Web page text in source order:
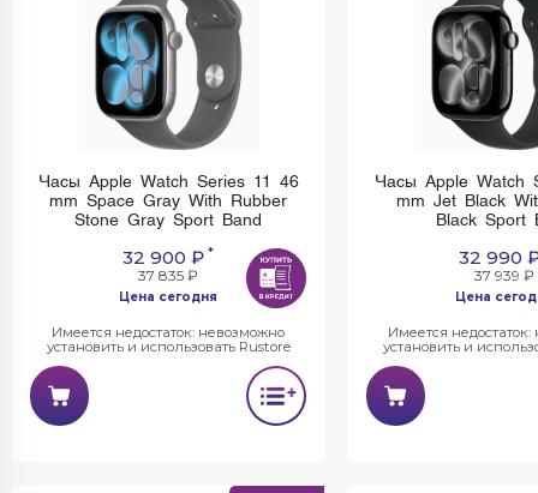
Часы Apple Watch Series 11 46
mm Space Gray With Rubber
Stone Gray Sport Band
32 900 ₽ *
37 835 ₽
Цена сегодня
Имеется недостаток: невозможно
установить и использовать Rustore
Часы Apple Watch
mm Jet Black
Black Sport
32 990
37 939 ₽
Цена
Имеется
установить и